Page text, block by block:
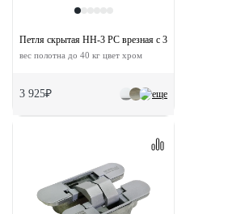
еще
Петля скрытая HH-3 PC врезная с 3D-регулировкой
вес полотна до 40 кг цвет хром
3 925₽